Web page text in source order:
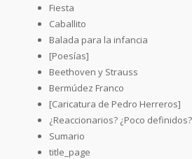
Fiesta
Caballito
Balada para la infancia
[Poesías]
Beethoven y Strauss
Bermúdez Franco
[Caricatura de Pedro Herreros]
¿Reaccionarios? ¿Poco definidos?
Sumario
title_page